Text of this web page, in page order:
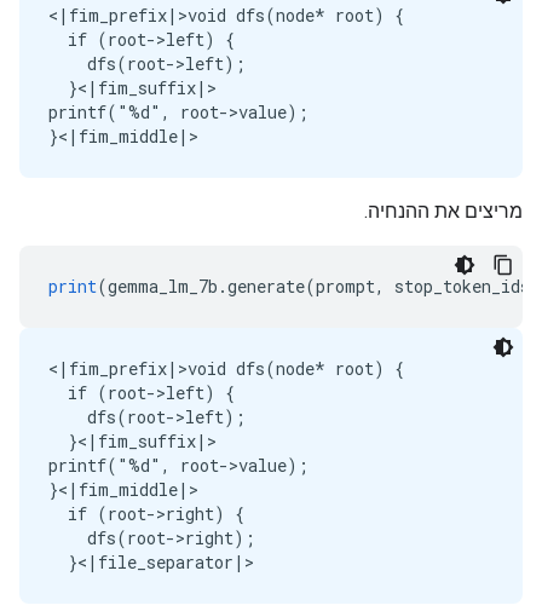
<|fim_prefix|>void dfs(node* root) {
  if (root->left) {
    dfs(root->left);
  }<|fim_suffix|>
printf("%d", root->value);
מריצים את ההנחיה.
print(gemma_lm_7b .generate(prompt, stop_token_ids
<|fim_prefix|>void dfs(node* root) {
  if (root->left) {
    dfs(root->left);
  }<|fim_suffix|>
printf("%d", root->value);
}<|fim_middle|>
  if (root->right) {
    dfs(root->right);